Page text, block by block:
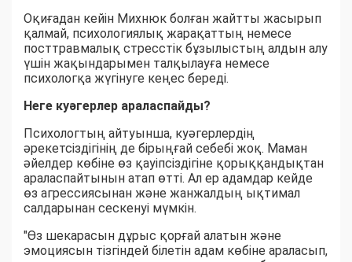
Оқиғадан кейін Михнюк болған жайтты жасырып
қалмай, психологиялық жарақаттың немесе
посттравмалық стресстік бұзылыстың алдын алу
үшін жақындарымен талқылауға немесе
психологқа жүгінуге кеңес береді.
Неге куәгерлер араласпайды?
Психологтың айтуынша, куәгерлердің
әрекетсіздігінің де бірыңғай себебі жоқ. Маман
әйелдер көбіне өз қауіпсіздігіне қорыққандықтан
араласпайтынын атап өтті. Ал ер адамдар кейде
өз агрессиясынан және жанжалдың ықтимал
салдарынан сескенуі мүмкін.
"Өз шекарасын дұрыс қорғай алатын және
эмоциясын тізгіндей білетін адам көбіне араласып,